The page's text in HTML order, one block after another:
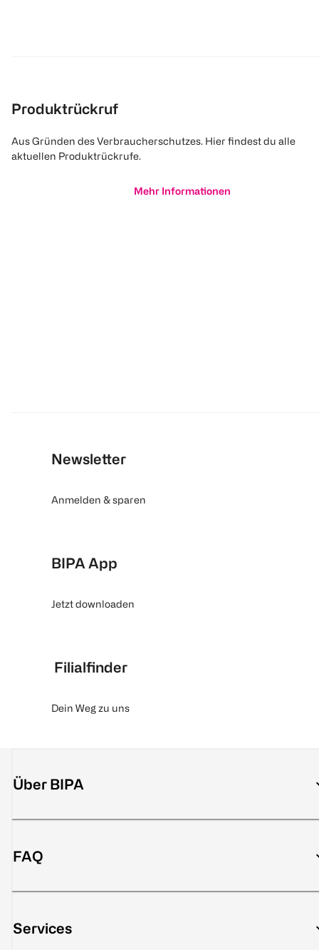
Produktrückruf
Aus Gründen des Verbraucherschutzes. Hier findest du alle
aktuellen Produktrückrufe.
Mehr Informationen
Newsletter
Anmelden & sparen
BIPA App
Jetzt downloaden
Filialfinder
Dein Weg zu uns
Über BIPA
FAQ
Services